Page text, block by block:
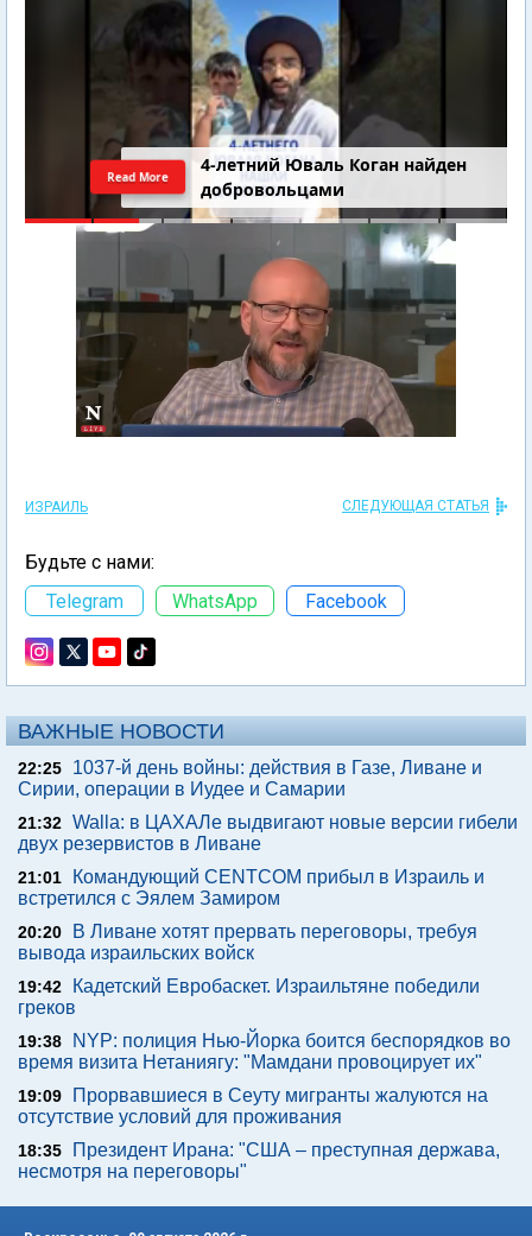
4-летний Юваль Коган найден
добровольцами
Read More
ИЗРАИЛЬ СЛЕДУЮЩАЯ СТАТЬЯ
Будьте с нами:
Telegram
WhatsApp Facebook
ВАЖНЫЕ НОВОСТИ
22:25
1037-й день войны: действия в Газе, Ливане и
Сирии, операции в Иудее и Самарии
21:32 Walla: в ЦАХАЛе выдвигают новые версии гибели
двух резервистов в Ливане
21:01
Командующий CENTCOM прибыл в Израиль и
встретился с Эялем Замиром
20:20
В Ливане хотят прервать переговоры, требуя
вывода израильских войск
19:42
Кадетский Евробаскет. Израильтяне победили
греков
19:38
NYP: полиция Нью-Йорка боится беспорядков во
время визита Нетаниягу: "Мамдани провоцирует их"
19:09
Прорвавшиеся в Сеуту мигранты жалуются на
отсутствие условий для проживания
18:35
Президент Ирана: "США – преступная держава,
несмотря на переговоры"